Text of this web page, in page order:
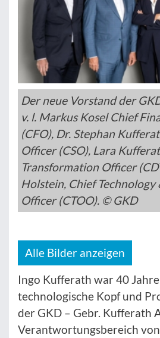
Der neue Vorstand der
v. l. Markus Kosel Chief
(CFO), Dr. Stephan
Officer (CSO), Lara
Transformation Officer
Holstein, Chief
Officer (CTOO). © GKD
Alle Bilder anzeigen
Ingo Kufferath war 40
technologische Kopf und
der GKD – Gebr. Kufferath
Verantwortungsbereich